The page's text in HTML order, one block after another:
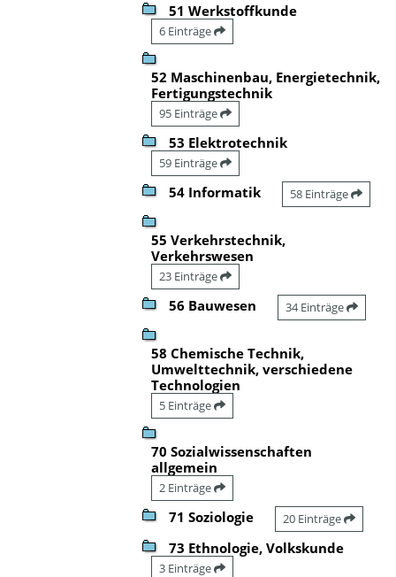
51 Werkstoffkunde
6 Einträge
52 Maschinenbau, Energietechnik,
Fertigungstechnik
95 Einträge
53 Elektrotechnik
59 Einträge
54 Informatik 58 Einträge
55 Verkehrstechnik,
Verkehrswesen
23 Einträge
56 Bauwesen 34 Einträge
58 Chemische Technik,
Umwelttechnik, verschiedene
Technologien
5 Einträge
70 Sozialwissenschaften
allgemein
2 Einträge
71 Soziologie 20 Einträge
73 Ethnologie, Volkskunde
3 Einträge